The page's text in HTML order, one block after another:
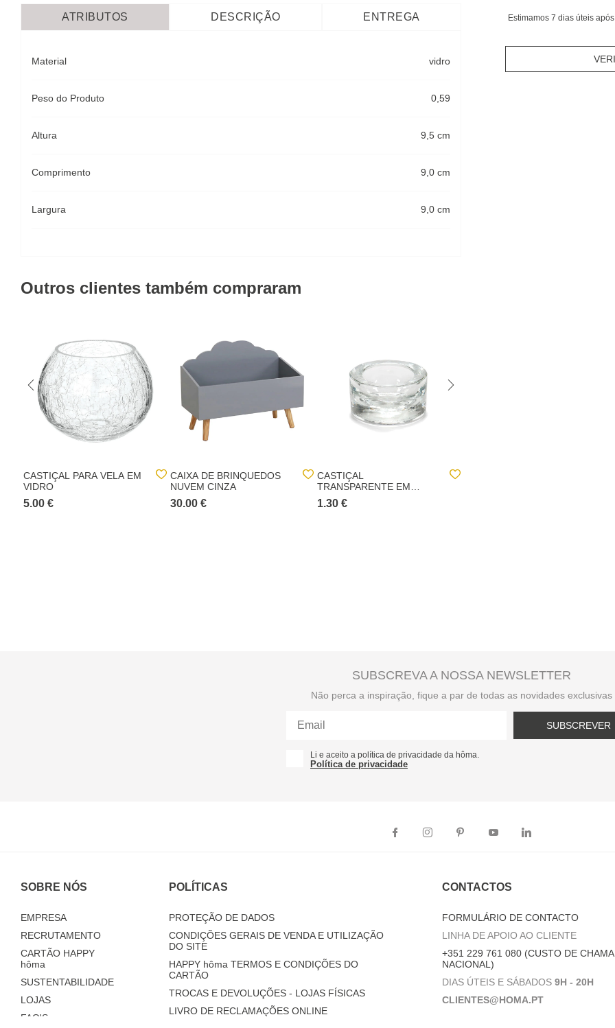
Estimamos 7 dias úteis
ATRIBUTOS DESCRIÇÃO ENTREGA
Material vidro
Peso do Produto 0,59
Altura 9,5 cm
Comprimento 9,0 cm
Largura 9,0 cm
Outros clientes também compraram
CASTIÇAL PARA VELA EM
VIDRO
5.00 €
CAIXA DE BRINQUEDOS
NUVEM CINZA
30.00 €
CASTIÇAL
TRANSPARENTE EM
VIDRO
1.30 €
SUBSCREVA A NOSSA NEWSLETTER
Não perca a inspiração, fique a par de todas as novidades exclusivas
SUBSCREVER
Li e aceito a política de privacidade da hôma.
Política de privacidade
SOBRE NÓS
EMPRESA
RECRUTAMENTO
CARTÃO HAPPY
hôma
SUSTENTABILIDADE
LOJAS
FAQ'S
POLÍTICAS
PROTEÇÃO DE DADOS
CONDIÇÕES GERAIS DE VENDA E UTILIZAÇÃO
DO SITE
HAPPY hôma TERMOS E CONDIÇÕES DO
CARTÃO
TROCAS E DEVOLUÇÕES - LOJAS FÍSICAS
LIVRO DE RECLAMAÇÕES ONLINE
CONTACTOS
FORMULÁRIO DE CONTACTO
LINHA DE APOIO AO CLIENTE
+351 229 761 080 (CUSTO DE
NACIONAL)
DIAS ÚTEIS E SÁBADOS 9H - 20H
CLIENTES@HOMA.PT